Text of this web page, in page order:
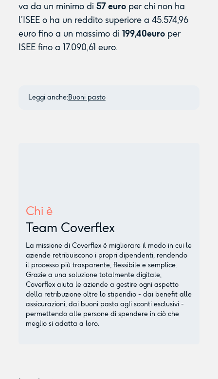
va da un minimo di 57 europer chi non ha
l’ISEE o ha un reddito superiore a 45.574,96
euro fino a un massimo di 199,40euro per
ISEE fino a 17.090,61 euro.
Leggi anche:Buoni pasto
Chi è
Team Coverflex
La missione di Coverflex è migliorare il modo in cui le
aziende retribuiscono i propri dipendenti, rendendo
il processo più trasparente, flessibile e semplice.
Grazie a una soluzione totalmente digitale,
Coverflex aiuta le aziende a gestire ogni aspetto
della retribuzione oltre lo stipendio - dai benefit alle
assicurazioni, dai buoni pasto agli sconti esclusivi -
permettendo alle persone di spendere in ciò che
meglio si adatta a loro.